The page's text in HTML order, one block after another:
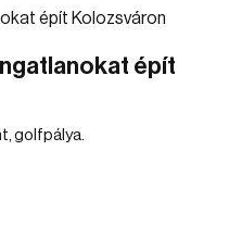
épít
golfpálya.